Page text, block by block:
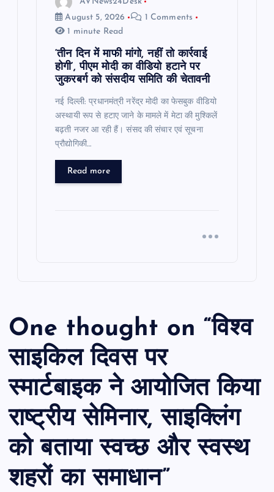
August 5, 2026
1 Comments
1 minute Read
‘तीन दिन में माफी मांगो, नहीं तो कार्रवाई
होगी’, पीएम मोदी का वीडियो हटाने पर
जुकरबर्ग को संसदीय समिति की चेतावनी
नई दिल्ली: प्रधानमंत्री नरेंद्र मोदी का फेसबुक वीडियो
अस्थायी रूप से हटाए जाने के मामले में मेटा की मुश्किलें
बढ़ती नजर आ रही हैं। संसद की संचार एवं सूचना
प्रौद्योगिकी…
Read more
One thought on “विश्व
साइकिल दिवस पर
स्मार्टबाइक ने आयोजित किया
राष्ट्रीय सेमिनार, साइक्लिंग
को बताया स्वच्छ और स्वस्थ
शहरों का समाधान”